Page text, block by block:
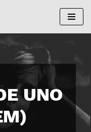
UNO